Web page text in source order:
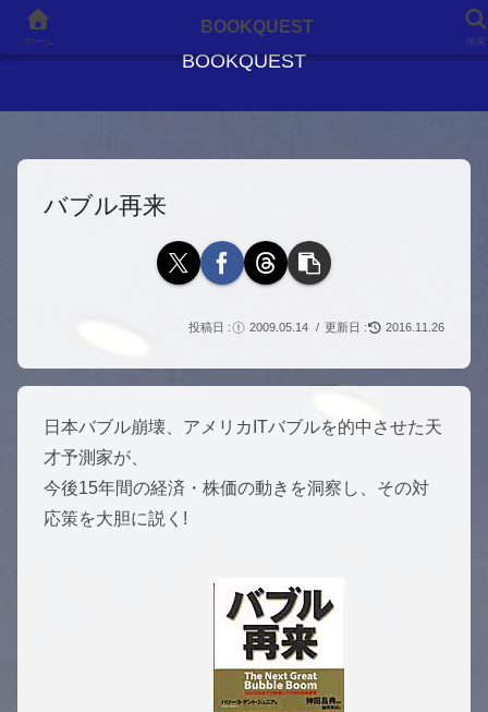
BOOKQUEST
バブル再来
2009.05.14 2016.11.26
日本バブル崩壊、アメリカITバブルを的中させた天
才予測家が、
今後15年間の経済・株価の動きを洞察し、その対
応策を大胆に説く!
ホーム
BOOKQUEST
検索